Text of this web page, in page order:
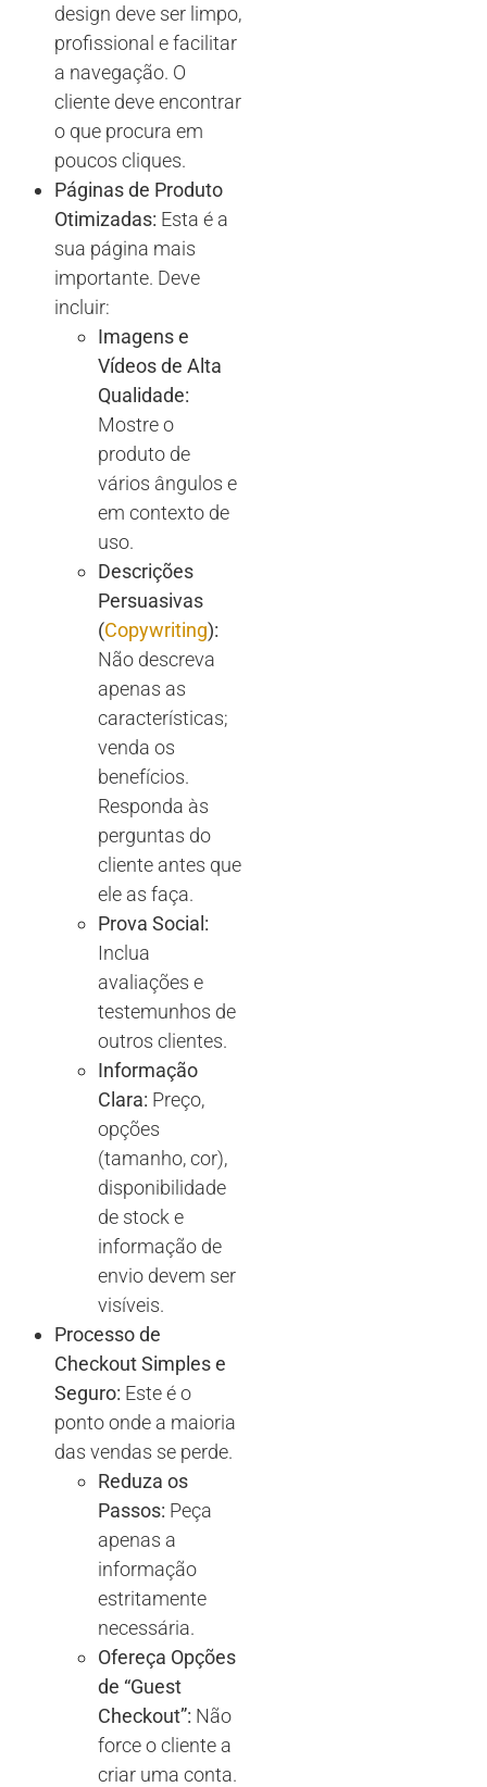
design deve ser limpo,
profissional e facilitar
a navegação. O
cliente deve encontrar
o que procura em
poucos cliques.
Páginas de Produto
Otimizadas: Esta é a
sua página mais
importante. Deve
incluir:
Imagens e
Vídeos de Alta
Qualidade:
Mostre o
produto de
vários ângulos e
em contexto de
uso.
Descrições
Persuasivas
(Copywriting):
Não descreva
apenas as
características;
venda os
benefícios.
Responda às
perguntas do
cliente antes que
ele as faça.
Prova Social:
Inclua
avaliações e
testemunhos de
outros clientes.
Informação
Clara: Preço,
opções
(tamanho, cor),
disponibilidade
de stock e
informação de
envio devem ser
visíveis.
Processo de
Checkout Simples e
Seguro: Este é o
ponto onde a maioria
das vendas se perde.
Reduza os
Passos: Peça
apenas a
informação
estritamente
necessária.
Ofereça Opções
de “Guest
Checkout”: Não
force o cliente a
criar uma conta.